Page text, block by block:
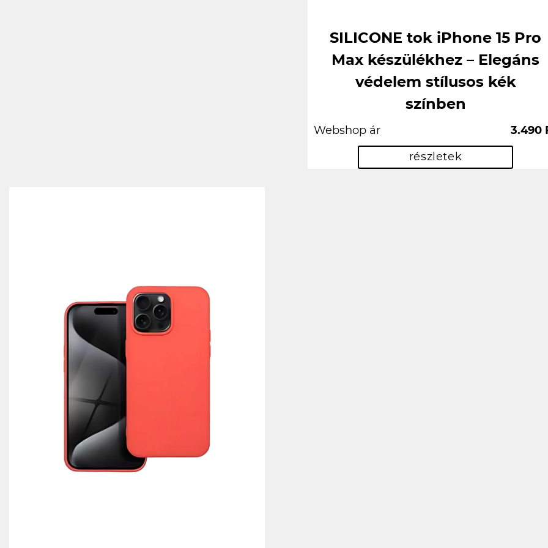
SILICONE tok iPhone 15 Pro
Max készülékhez – Elegáns
védelem stílusos kék
színben
Webshop ár
3.490
részletek